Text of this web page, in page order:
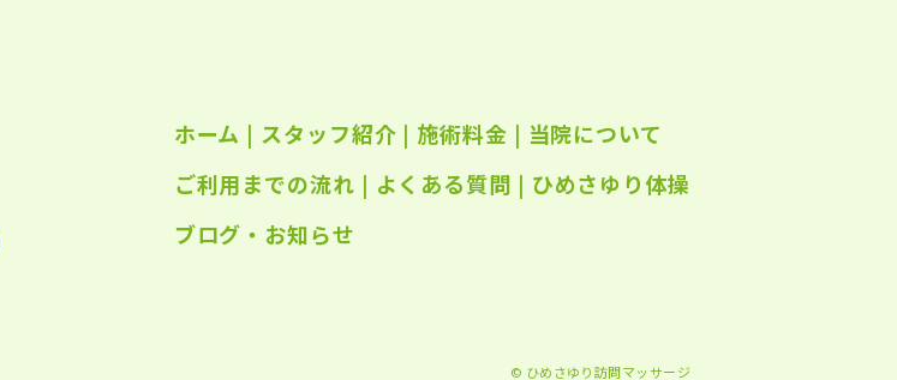
2022年11月
(25)
2022年10月(25)
2022年9月
ホーム | スタッフ紹介 | 施術料金 | 当院について
ご利用までの流れ | よくある質問 | ひめさゆり体操
ブログ・お知らせ
© ひめさゆり訪問マッサージ